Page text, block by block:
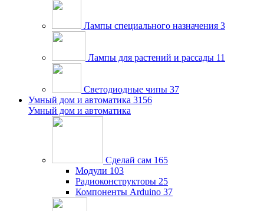
Лампы специального назначения 3
Лампы для растений и рассады 11
Светодиодные чипы 37
Умный дом и автоматика 3156
Умный дом и автоматика
Сделай сам 165
Модули 103
Радиоконструкторы 25
Компоненты Arduino 37